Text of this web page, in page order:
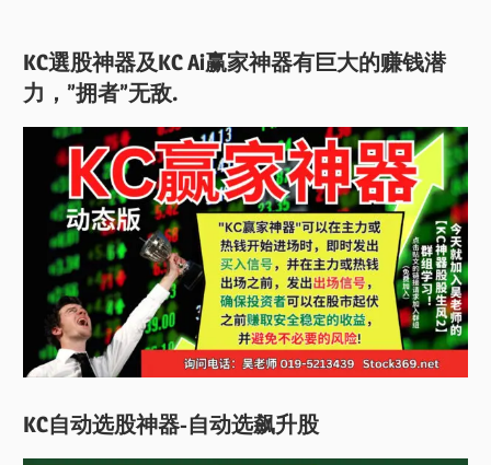
KC選股神器及KC Ai赢家神器有巨大的赚钱潜
力，”拥者”无敌.
KC自动选股神器-自动选飙升股